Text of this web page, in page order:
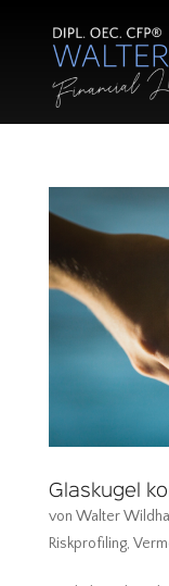
Glaskugel
von Walter
Riskprofiling,